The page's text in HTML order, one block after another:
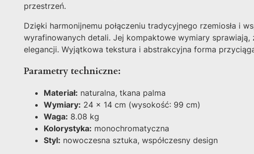
przestrzeń.
Dzięki harmonijnemu połączeniu tradycyjnego rzemiosła i
wyrafinowanych detali. Jej kompaktowe wymiary
elegancji. Wyjątkowa tekstura i abstrakcyjna forma
Parametry techniczne:
Materiał: naturalna, tkana palma
Wymiary: 24 x 14 cm (wysokość: 99 cm)
Waga: 8.08 kg
Kolorystyka: monochromatyczna
Styl: nowoczesna sztuka, współczesny design